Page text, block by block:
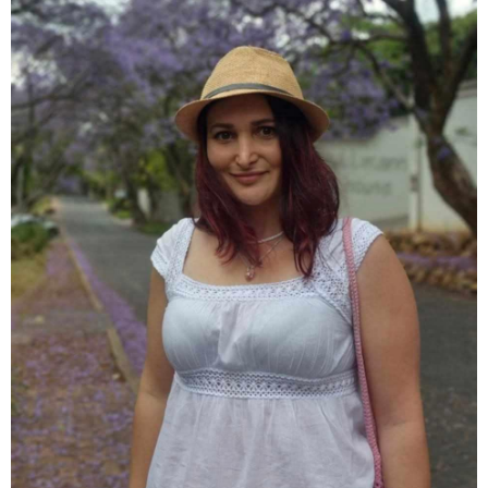
თბილისი - ჰერაკლიონი 1540.90
ლარიდან
თბილისი - ბუდაპეშტი 942.70
ლარიდან
თბილისი - რომი 1364.80 ლარიდან